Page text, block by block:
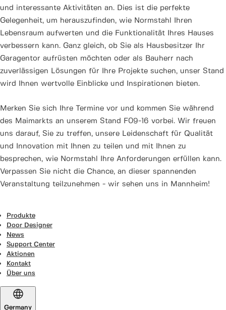
und interessante Aktivitäten an. Dies ist die perfekte
Gelegenheit, um herauszufinden, wie Normstahl Ihren
Lebensraum aufwerten und die Funktionalität Ihres Hauses
verbessern kann. Ganz gleich, ob Sie als Hausbesitzer Ihr
Garagentor aufrüsten möchten oder als Bauherr nach
zuverlässigen Lösungen für Ihre Projekte suchen, unser Stand
wird Ihnen wertvolle Einblicke und Inspirationen bieten.
Merken Sie sich Ihre Termine vor und kommen Sie während
des Maimarkts an unserem Stand F09-16 vorbei. Wir freuen
uns darauf, Sie zu treffen, unsere Leidenschaft für Qualität
und Innovation mit Ihnen zu teilen und mit Ihnen zu
besprechen, wie Normstahl Ihre Anforderungen erfüllen kann.
Verpassen Sie nicht die Chance, an dieser spannenden
Veranstaltung teilzunehmen - wir sehen uns in Mannheim!
Produkte
Door Designer
News
Support Center
Aktionen
Kontakt
Über uns
Germany